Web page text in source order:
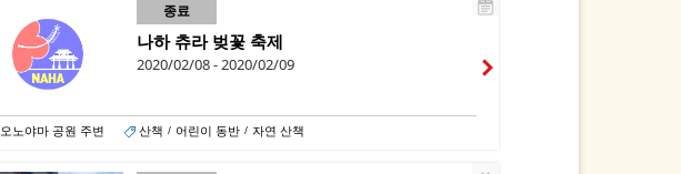
종료
나하 츄라 벚꽃 축제
2020/02/08 - 2020/02/09
오노야마 공원 주변 산책 / 어린이 동반 / 자연 산책